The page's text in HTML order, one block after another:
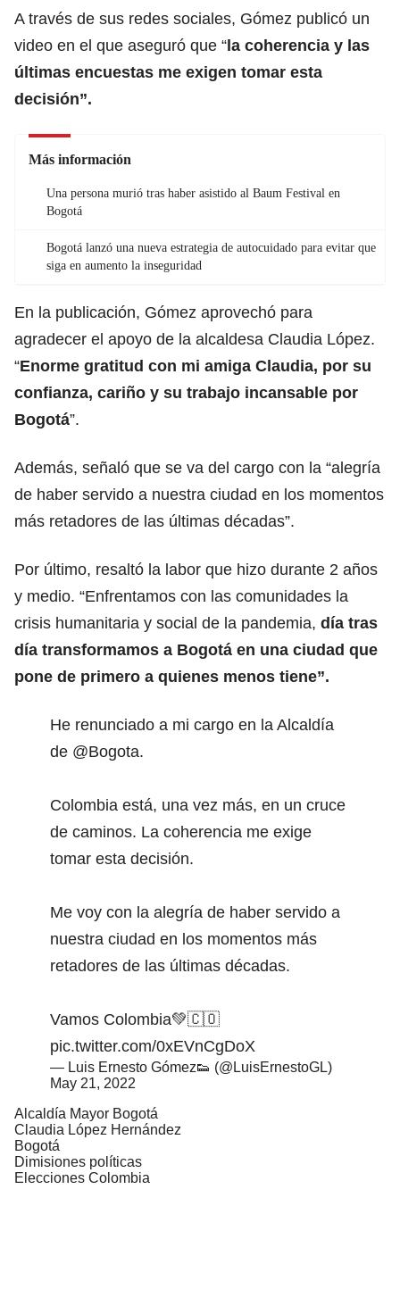
A través de sus redes sociales, Gómez publicó un
video en el que aseguró que “la coherencia y las
últimas encuestas me exigen tomar esta
decisión”.
Más información
Una persona murió tras haber asistido al Baum Festival en
Bogotá
Bogotá lanzó una nueva estrategia de autocuidado para evitar que
siga en aumento la inseguridad
En la publicación, Gómez aprovechó para
agradecer el apoyo de la alcaldesa Claudia López.
“Enorme gratitud con mi amiga Claudia, por su
confianza, cariño y su trabajo incansable por
Bogotá”.
Además, señaló que se va del cargo con la “alegría
de haber servido a nuestra ciudad en los momentos
más retadores de las últimas décadas”.
Por último, resaltó la labor que hizo durante 2 años
y medio. “Enfrentamos con las comunidades la
crisis humanitaria y social de la pandemia, día tras
día transformamos a Bogotá en una ciudad que
pone de primero a quienes menos tiene”.
He renunciado a mi cargo en la Alcaldía
de @Bogota.
Colombia está, una vez más, en un cruce
de caminos. La coherencia me exige
tomar esta decisión.
Me voy con la alegría de haber servido a
nuestra ciudad en los momentos más
retadores de las últimas décadas.
Vamos Colombia💚🇨🇴
pic.twitter.com/0xEVnCgDoX
— Luis Ernesto Gómez👟 (@LuisErnestoGL)
May 21, 2022
Alcaldía Mayor Bogotá
Claudia López Hernández
Bogotá
Dimisiones políticas
Elecciones Colombia